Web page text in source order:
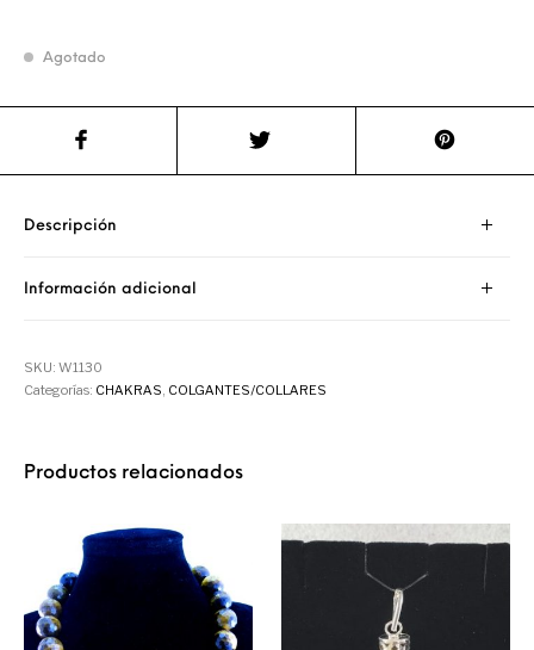
Agotado
Descripción
Información adicional
SKU:W1130
Categorías: CHAKRAS, COLGANTES/COLLARES
Productos relacionados